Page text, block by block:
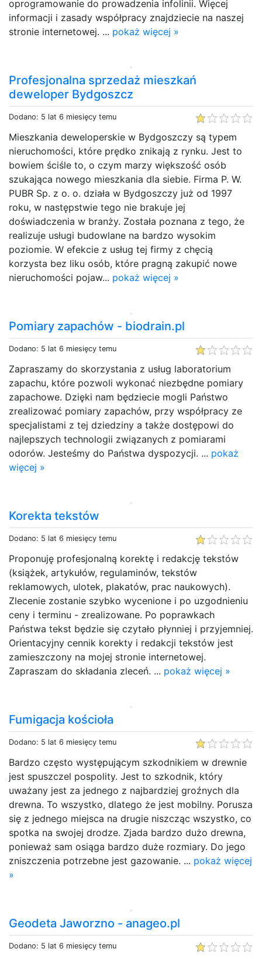
oprogramowanie do prowadzenia infolinii. Więcej
informacji i zasady współpracy znajdziecie na naszej
stronie internetowej. ... pokaż więcej »
Profesjonalna sprzedaż mieszkań
deweloper Bydgoszcz
Dodano: 5 lat 6 miesięcy temu
Mieszkania deweloperskie w Bydgoszczy są typem
nieruchomości, które prędko znikają z rynku. Jest to
bowiem ściśle to, o czym marzy większość osób
szukająca nowego mieszkania dla siebie. Firma P. W.
PUBR Sp. z o. o. działa w Bydgoszczy już od 1997
roku, w następstwie tego nie brakuje jej
doświadczenia w branży. Została poznana z tego, że
realizuje usługi budowlane na bardzo wysokim
poziomie. W efekcie z usług tej firmy z chęcią
korzysta bez liku osób, które pragną zakupić nowe
nieruchomości pojaw... pokaż więcej »
Pomiary zapachów - biodrain.pl
Dodano: 5 lat 6 miesięcy temu
Zapraszamy do skorzystania z usług laboratorium
zapachu, które pozwoli wykonać niezbędne pomiary
zapachowe. Dzięki nam będziecie mogli Państwo
zrealizować pomiary zapachów, przy współpracy ze
specjalistami z tej dziedziny a także dostępowi do
najlepszych technologii związanych z pomiarami
odorów. Jesteśmy do Państwa dyspozycji. ... pokaż
więcej »
Korekta tekstów
Dodano: 5 lat 6 miesięcy temu
Proponuję profesjonalną korektę i redakcję tekstów
(książek, artykułów, regulaminów, tekstów
reklamowych, ulotek, plakatów, prac naukowych).
Zlecenie zostanie szybko wycenione i po uzgodnieniu
ceny i terminu - zrealizowane. Po poprawkach
Państwa tekst będzie się czytało płynniej i przyjemniej.
Orientacyjny cennik korekty i redakcji tekstów jest
zamieszczony na mojej stronie internetowej.
Zapraszam do składania zleceń. ... pokaż więcej »
Fumigacja kościoła
Dodano: 5 lat 6 miesięcy temu
Bardzo często występującym szkodnikiem w drewnie
jest spuszczel pospolity. Jest to szkodnik, który
uważany jest za jednego z najbardziej groźnych dla
drewna. To wszystko, dlatego że jest mobilny. Porusza
się z jednego miejsca na drugie niszcząc wszystko, co
spotka na swojej drodze. Zjada bardzo dużo drewna,
ponieważ sam osiąga bardzo duże rozmiary. Do jego
zniszczenia potrzebne jest gazowanie. ... pokaż więcej
»
Geodeta Jaworzno - anageo.pl
Dodano: 5 lat 6 miesięcy temu